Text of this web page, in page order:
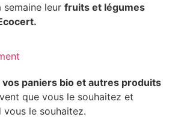
leur fruits et légumes
paniers bio et autres produits
que vous le souhaitez et
vous le souhaitez.